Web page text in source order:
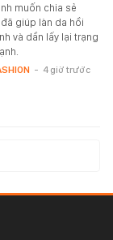
muốn chia sẻ
giúp làn da hồi
và dần lấy lại trạng
- 4 giờ trước